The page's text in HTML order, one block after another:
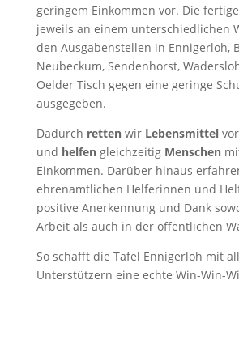
geringem Einkommen vor. Die
jeweils an einem unterschiedlichen
den Ausgabenstellen in Ennigerloh,
Neubeckum, Sendenhorst,
Oelder Tisch gegen eine geringe
ausgegeben.
Dadurch rettenwirLebensmittelvor
und helfengleichzeitig Menschen
Einkommen. Darüber hinaus
ehrenamtlichen Helferinnen und
positive Anerkennung und Dank
Arbeit als auch in der öffentlichen
So schafft die Tafel Ennigerloh mit
Unterstützern eine echte Win-Win-